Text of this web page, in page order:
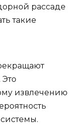
рассаде
такие
извлечению